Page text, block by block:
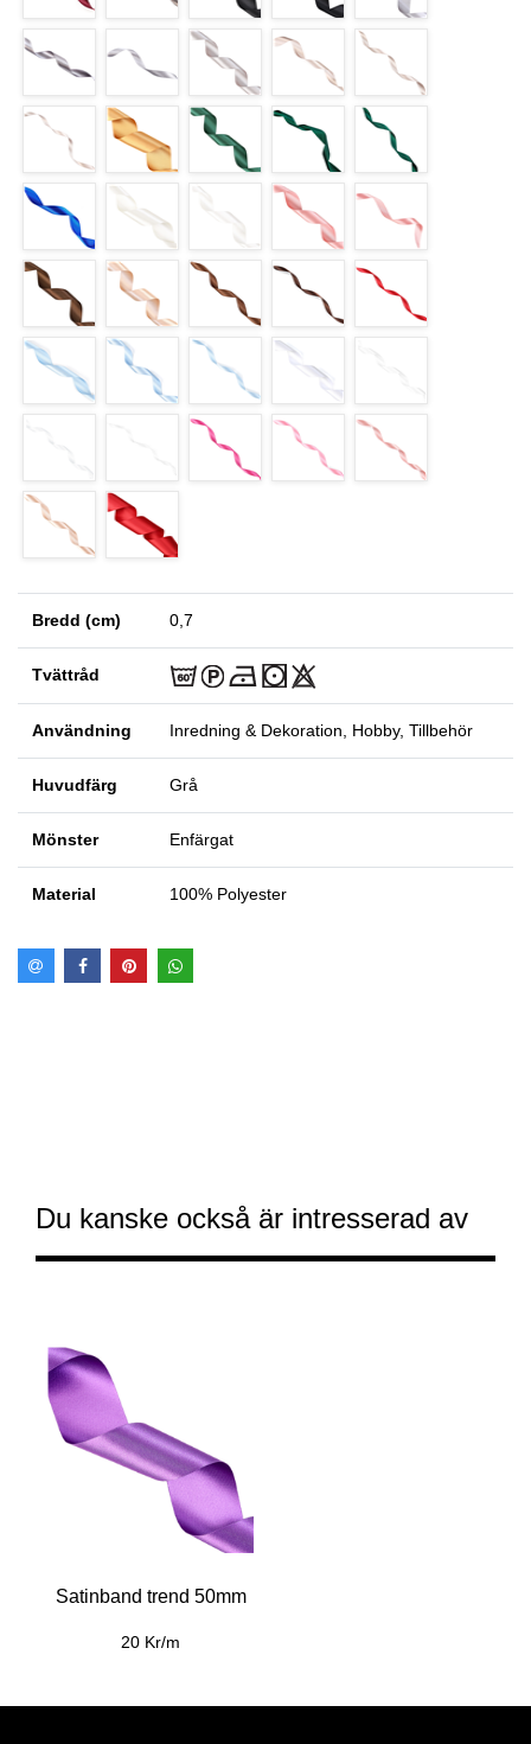
Bredd (cm) 0,7
Tvättråd
Användning Inredning & Dekoration, Hobby, Tillbehör
Huvudfärg Grå
Mönster Enfärgat
Material 100% Polyester
Du kanske också är intresserad av
Satinband trend 50mm
20 Kr/m